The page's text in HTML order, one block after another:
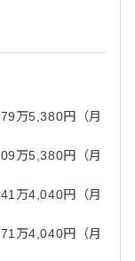
万5,380円（月
万5,380円（月
万4,040円（月
万4,040円（月